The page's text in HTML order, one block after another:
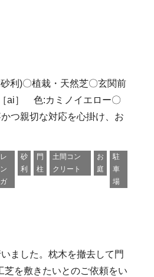
利)〇植栽・天然芝〇玄関前
ai］ 色:カミノイエロー〇
つ親切な対応を心掛け、お
レ
ン
ガ
砂
利
門
柱
土間コン
クリート
お
庭
駐
車
場
ました。枕木を撤去して門
を敷きたいとのご依頼をい